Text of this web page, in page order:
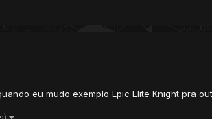
eu mudo exemplo Epic Elite Knight pra